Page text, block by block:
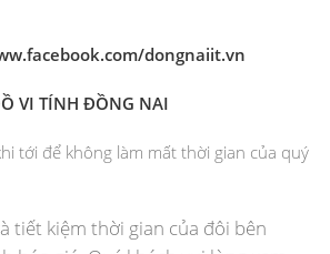
dongnaiit.vn
VI TÍNH ĐỒNG NAI
tới để không làm mất thời gian của quý
tiết kiệm thời gian của đôi bên